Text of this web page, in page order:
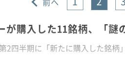
が購入した11銘柄、「
2四半期に「新たに購入した銘柄